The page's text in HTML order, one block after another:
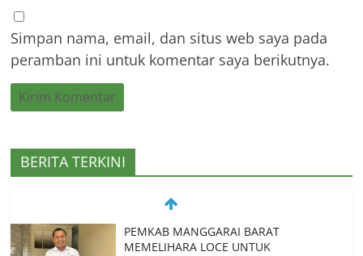
Simpan nama, email, dan situs web saya pada
peramban ini untuk komentar saya berikutnya.
BERITA TERKINI
Spanyol Singkirkan Prancis 2-0, La Roja
Melaju ke Final Piala Dunia 2026